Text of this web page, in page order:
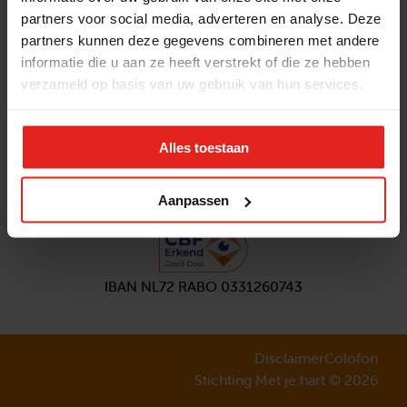
partners voor social media, adverteren en analyse. Deze
partners kunnen deze gegevens combineren met andere
informatie die u aan ze heeft verstrekt of die ze hebben
verzameld op basis van uw gebruik van hun services.
Alles toestaan
Aanpassen
Volg ons
Aanmeldennieuwsbrief
IBAN NL72 RABO 0331260743
DisclaimerColofon
Stichting Met je hart © 2026